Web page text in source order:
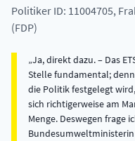
Politiker ID: 11004705,
(FDP)
Ja, direkt dazu. – Das
Stelle fundamental;
die Politik festgelegt
sich richtigerweise am
Menge. Deswegen frage